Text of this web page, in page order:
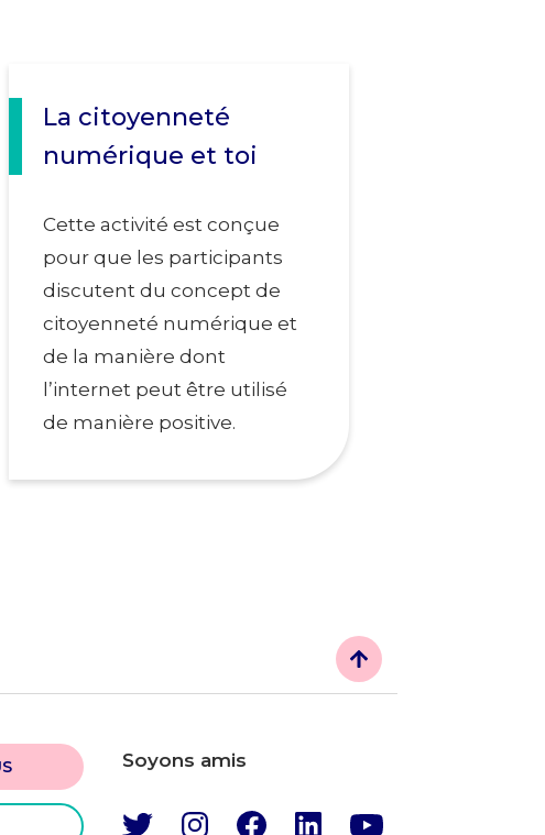
La citoyenneté
numérique et toi
Cette activité est conçue
pour que les participants
discutent du concept de
citoyenneté numérique et
de la manière dont
l’internet peut être utilisé
de manière positive.
Soyons amis